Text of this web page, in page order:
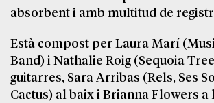
absorbent i amb multitud de
Està compost per Laura Marí
Band) i Nathalie Roig (Sequoia
guitarres, Sara Arribas (Rels, Ses
Cactus) al baix i Brianna Flowers a